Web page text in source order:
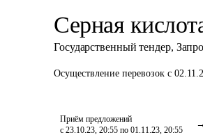
Серная
Государственный тендер,
Осуществление перевозок с
Приём предложений
с 23.10.23, 20:55 по 01.11.23, 20:55